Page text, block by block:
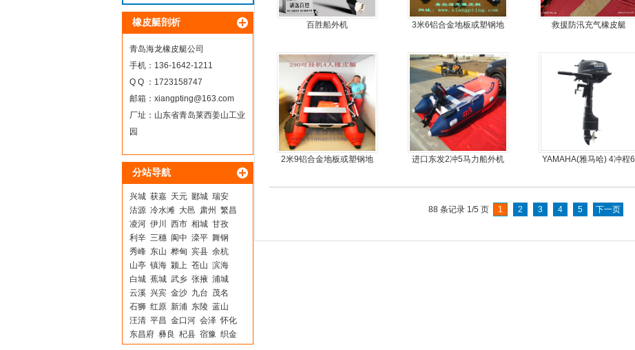
橡皮艇剖析
青岛海龙橡皮艇公司
手机：136-1642-1211
Q Q ：1723158747
邮箱： xiangpting@163.com
厂址：山东省青岛莱西姜山工业
园
分站导航
兴城 获嘉 天元 郾城 瑞安
沽源 冷水滩 大邑 肃州 繁昌
凌河 伊川 西市 相城 甘孜
利辛 三穗 阆中 滦平 舞钢
秀峰 东山 桦甸 宾县 余杭
山亭 镇海 颍上 苍山 滨海
白城 蕉城 武乡 张掖 浦城
云溪 兴宾 金沙 九台 茂名
石狮 红原 新浦 东陵 蓝山
汪清 平昌 金口河 会泽 怀化
东昌府 彝良 杞县 宿豫 织金
百胜船外机
3米6铝合金地板或塑钢地
舟，动力艇
救援防汛充气橡皮艇
2米9铝合金地板或塑钢地
进口东发2冲5马力船外机
YAMAHA(雅马哈) 4冲程6
88 条记录 1/5 页 1 2 3 4 5 下一页